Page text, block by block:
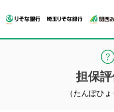
担保
（たんぽひょ